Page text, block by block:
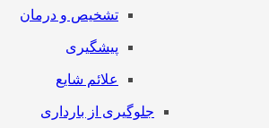
تشخیص و درمان
پیشگیری
علائم شایع
جلوگیری از بارداری